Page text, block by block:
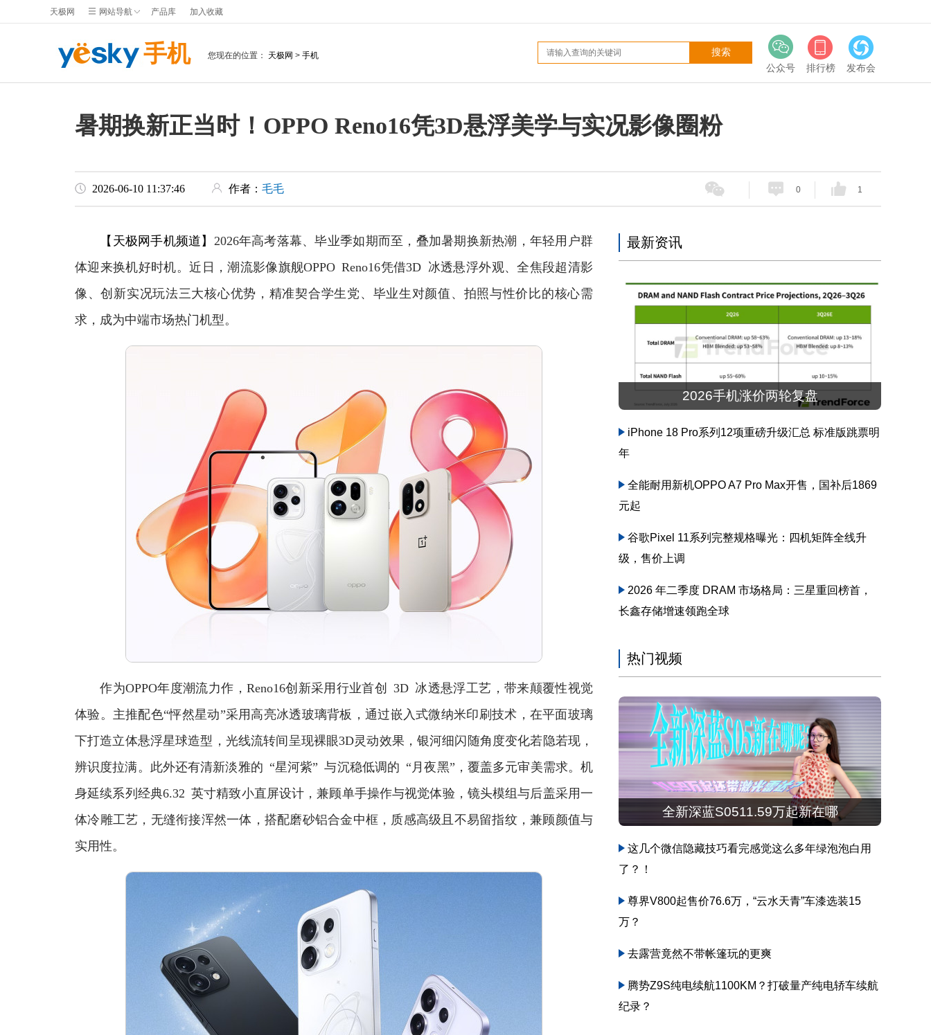
天极网 网站导航 产品库 加入收藏
手机 您现在的位置： 天极网 > 手机
公众号 排行榜 发布会
暑期换新正当时！OPPO Reno16凭3D悬浮美学与实况影像圈粉
2026-06-10 11:37:46 作者： 毛毛 0 1
【天极网手机频道】 2026年高考落幕、毕业季如期而至，叠加暑期换新热潮，年轻用户群
体迎来换机好时机。近日，潮流影像旗舰OPPO Reno16凭借3D 冰透悬浮外观、全焦段超清影
像、创新实况玩法三大核心优势，精准契合学生党、毕业生对颜值、拍照与性价比的核心需
求，成为中端市场热门机型。
作为OPPO年度潮流力作，Reno16创新采用行业首创 3D 冰透悬浮工艺，带来颠覆性视觉
体验。主推配色“怦然星动”采用高亮冰透玻璃背板，通过嵌入式微纳米印刷技术，在平面玻璃
下打造立体悬浮星球造型，光线流转间呈现裸眼3D灵动效果，银河细闪随角度变化若隐若现，
辨识度拉满。此外还有清新淡雅的 “星河紫” 与沉稳低调的 “月夜黑”，覆盖多元审美需求。机
身延续系列经典6.32 英寸精致小直屏设计，兼顾单手操作与视觉体验，镜头模组与后盖采用一
体冷雕工艺，无缝衔接浑然一体，搭配磨砂铝合金中框，质感高级且不易留指纹，兼顾颜值与
实用性。
最新资讯
2026手机涨价两轮复盘
iPhone 18 Pro系列12项重磅升级汇总 标准版跳票明
年
全能耐用新机OPPO A7 Pro Max开售，国补后1869
元起
谷歌Pixel 11系列完整规格曝光：四机矩阵全线升
级，售价上调
2026 年二季度 DRAM 市场格局：三星重回榜首，
长鑫存储增速领跑全球
热门视频
全新深蓝S0511.59万起新在哪
这几个微信隐藏技巧看完感觉这么多年绿泡泡白用
了？！
尊界V800起售价76.6万，“云水天青”车漆选装15
万？
去露营竟然不带帐篷玩的更爽
腾势Z9S纯电续航1100KM？打破量产纯电轿车续航
纪录？